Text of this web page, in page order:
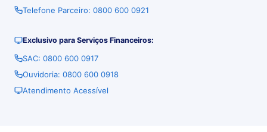
Telefone Parceiro: 0800 600 0921
Exclusivo para Serviços Financeiros:
SAC: 0800 600 0917
Ouvidoria: 0800 600 0918
Atendimento Acessível